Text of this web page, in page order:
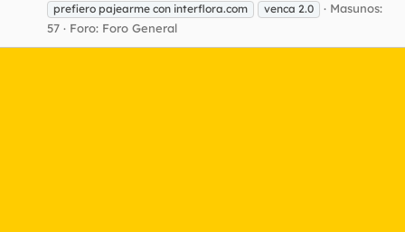
prefiero pajearme con interflora.com
venca 2.0
Masunos:
57
Foro: Foro General